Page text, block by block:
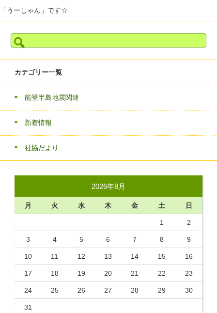
「うーしゃん」です☆
検
索:
カテゴリー一覧
能登半島地震関連
新着情報
社協だより
2026年8月
月 火 水 木 金 土 日
1 2
3 4 5 6 7 8 9
10 11 12 13 14 15 16
17 18 19 20 21 22 23
24 25 26 27 28 29 30
31